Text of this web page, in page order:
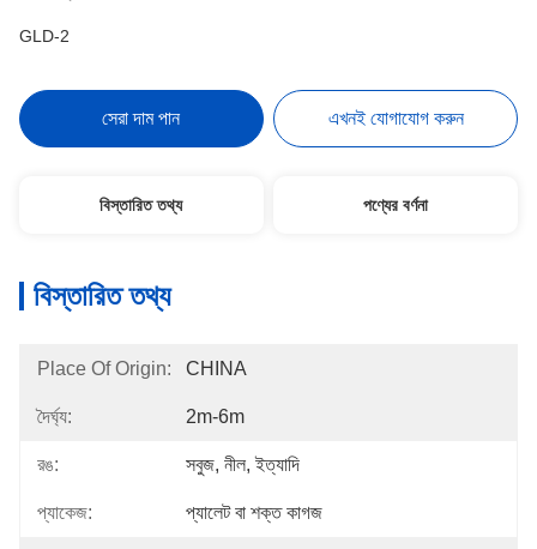
GLD-2
সেরা দাম পান এখনই যোগাযোগ করুন
বিস্তারিত তথ্য পণ্যের বর্ণনা
বিস্তারিত তথ্য
Place Of Origin: CHINA
দৈর্ঘ্য: 2m-6m
রঙ: সবুজ, নীল, ইত্যাদি
প্যাকেজ: প্যালেট বা শক্ত কাগজ